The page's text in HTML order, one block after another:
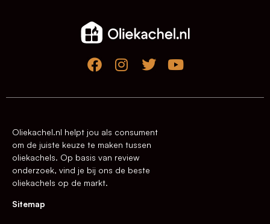
Oliekachel.nl helpt jou als consument
om de juiste keuze te maken tussen
oliekachels. Op basis van review
onderzoek, vind je bij ons de beste
oliekachels op de markt.
Sitemap